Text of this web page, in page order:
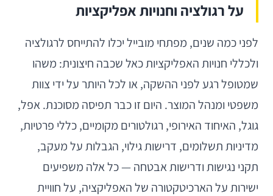
על רגולציה וחנויות אפליקציות
לפני כמה שנים, מפתחי מובייל יכלו להתייחס לרגולציה
ולכללי חנויות האפליקציות כאל שכבה חיצונית: משהו
שמטופל רגע לפני ההשקה, או לכל היותר על ידי צוות
משפטי ומנהל המוצר. היום זו כבר תפיסה מסוכנת. אפל,
גוגל, האיחוד האירופי, רגולטורים מקומיים, כללי פרטיות,
מדיניות תשלומים, דרישות גילוי, הגבלות על מעקב,
תקני נגישות ודרישות אבטחה — כל אלה משפיעים
ישירות על הארכיטקטורה של האפליקציה, על חוויית